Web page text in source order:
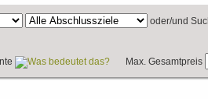
oder/und
Max. Gesamtpreis